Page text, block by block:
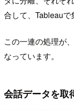
合して、Tableauで
この一連の処理が
なっています。
会話データを取